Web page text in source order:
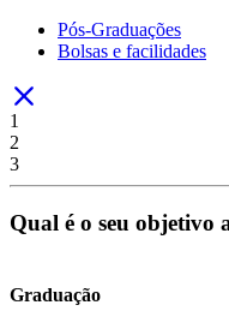
Pós-Graduações
Bolsas e facilidades
1
2
3
Qual é o seu objetivo
Graduação